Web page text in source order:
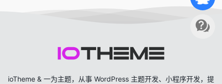
ioTheme & 一为主题，从事 WordPress 主题开发、小程序开发，提